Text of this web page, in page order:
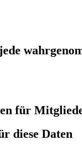
für
diese Daten